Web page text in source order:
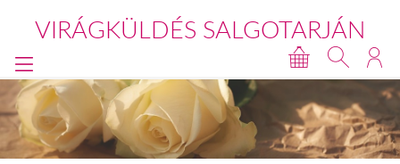
VIRÁGKÜLDÉS SALGOTARJÁN